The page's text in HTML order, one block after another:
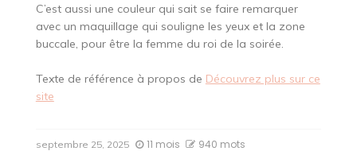
C’est aussi une couleur qui sait se faire remarquer
avec un maquillage qui souligne les yeux et la zone
buccale, pour être la femme du roi de la soirée.
Texte de référence à propos de Découvrez plus sur ce
site
septembre 25, 2025 11 mois 940 mots